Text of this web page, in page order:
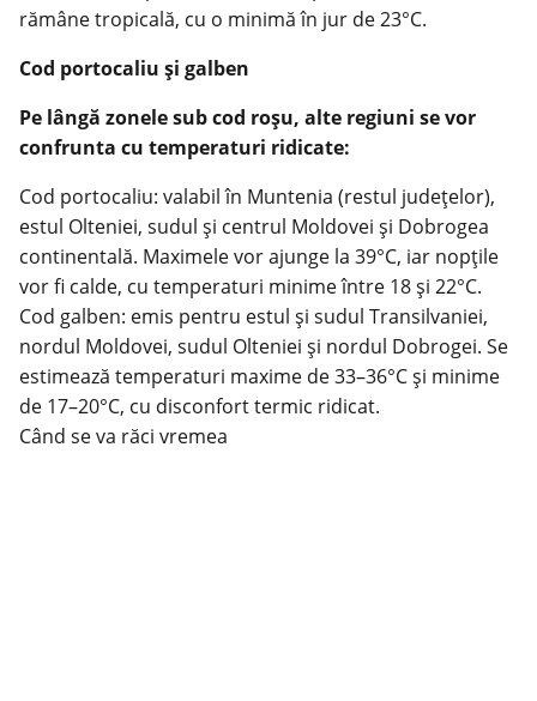
rămâne tropicală, cu o minimă în jur de 23°C.
Cod portocaliu și galben
Pe lângă zonele sub cod roșu, alte regiuni se vor
confrunta cu temperaturi ridicate:
Cod portocaliu: valabil în Muntenia (restul județelor),
estul Olteniei, sudul și centrul Moldovei și Dobrogea
continentală. Maximele vor ajunge la 39°C, iar nopțile
vor fi calde, cu temperaturi minime între 18 și 22°C.
Cod galben: emis pentru estul și sudul Transilvaniei,
nordul Moldovei, sudul Olteniei și nordul Dobrogei. Se
estimează temperaturi maxime de 33–36°C și minime
de 17–20°C, cu disconfort termic ridicat.
Când se va răci vremea